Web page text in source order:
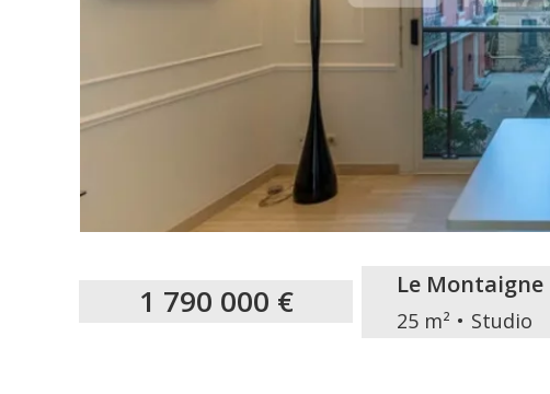
1 790 000 € Le Montaigne
25 m² Studio